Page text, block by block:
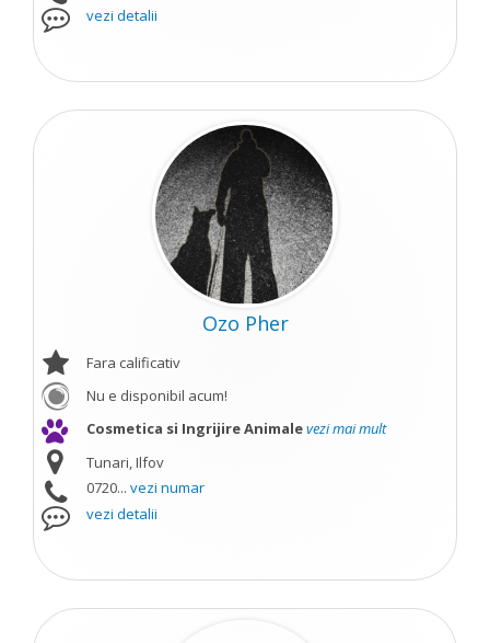
vezi detalii
Ozo Pher
Fara calificativ
Nu e disponibil acum!
Cosmetica si Ingrijire Animalevezi mai mult
Tunari, Ilfov
0720... vezi numar
vezi detalii